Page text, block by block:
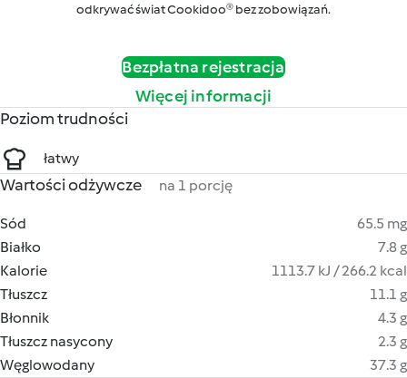
odkrywać świat Cookidoo® bez zobowiązań.
Bezpłatna rejestracja
Więcej informacji
Poziom trudności
łatwy
Wartości odżywcze na 1 porcję
Sód
65.5 mg
Białko
7.8 g
Kalorie
1113.7 kJ / 266.2 kcal
Tłuszcz
11.1 g
Błonnik
4.3 g
Tłuszcz nasycony
2.3 g
Węglowodany
37.3 g